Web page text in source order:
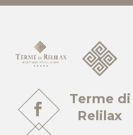
Terme di
Relilax